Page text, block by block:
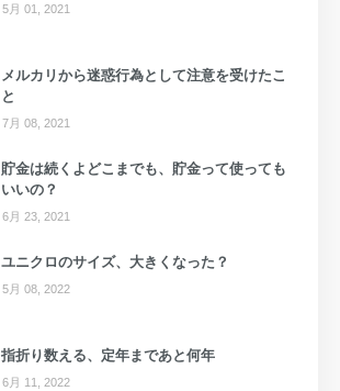
5月 01, 2021
メルカリから迷惑行為として注意を受けたこ
と
7月 08, 2021
貯金は続くよどこまでも、貯金って使っても
いいの？
6月 23, 2021
ユニクロのサイズ、大きくなった？
5月 08, 2022
指折り数える、定年まであと何年
6月 11, 2022